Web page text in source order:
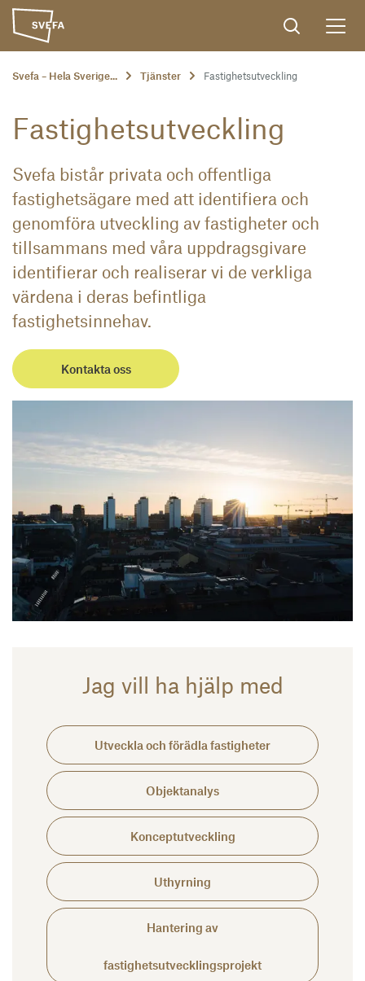
Svefa – Hela Sverige... Tjänster Fastighetsutveckling
Fastighetsutveckling
Svefa bistår privata och offentliga
fastighetsägare med att identifiera och
genomföra utveckling av fastigheter och
tillsammans med våra uppdragsgivare
identifierar och realiserar vi de verkliga
värdena i deras befintliga
fastighetsinnehav.
Kontakta oss
Jag vill ha hjälp med
Utveckla och förädla fastigheter
Objektanalys
Konceptutveckling
Uthyrning
Hantering av
fastighetsutvecklingsprojekt